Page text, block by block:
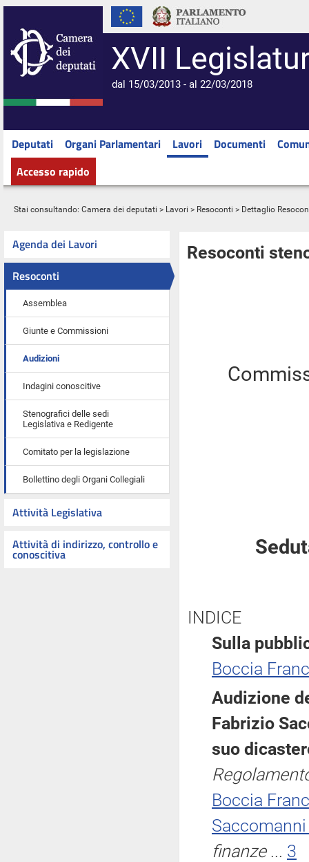
XVII
dal 15/03/2013 - al 22/03/2018
Deputati Organi Parlamentari Lavori Documenti
Accesso rapido
Stai consultando: Camera dei deputati > Lavori > Resoconti > Dettaglio
Agenda dei Lavori
Resoconti
Assemblea
Giunte e Commissioni
Audizioni
Indagini conoscitive
Stenografici delle sedi
Legislativa e Redigente
Comitato per la legislazione
Bollettino degli Organi Collegiali
Attività Legislativa
Attività di indirizzo, controllo e
conoscitiva
Resoconti
INDICE
Sulla
Boccia
Audizione
Fabrizio
suo
Boccia
finanze... 3